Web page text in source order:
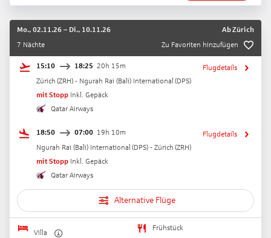
Mo., 02.11.26 – Di., 10.11.26 AbZürich
7 Nächte
Zu Favoriten hinzufügen
15:10 18:25 20h 15m
Zürich (ZRH) - Ngurah Rai (Bali) International (DPS)
mit Stopp Inkl. Gepäck
Qatar Airways
Flugdetails
18:50 07:00 19h 10m
Ngurah Rai (Bali) International (DPS) - Zürich (ZRH)
mit Stopp Inkl. Gepäck
Qatar Airways
Flugdetails
Alternative Flüge
Villa
Frühstück